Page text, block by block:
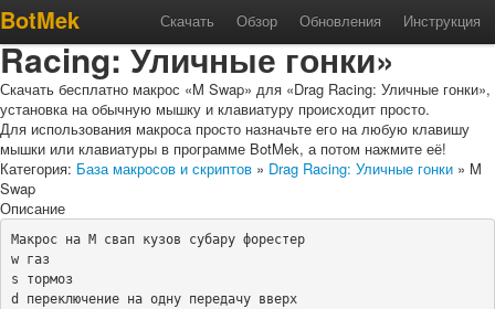
BotMek Скачать Обзор Обновления Инструкция
Макрос «M Swap» для «Drag
Racing: Уличные гонки»
Скачать бесплатно макрос «M Swap» для «Drag Racing: Уличные гонки»,
установка на обычную мышку и клавиатуру происходит просто.
Для использования макроса просто назначьте его на любую клавишу
мышки или клавиатуры в программе BotMek, а потом нажмите её!
Категория: База макросов и скриптов » Drag Racing: Уличные гонки » M
Swap
Описание
Макрос на М свап кузов субару форестер
w газ
s тормоз
d переключение на одну передачу вверх